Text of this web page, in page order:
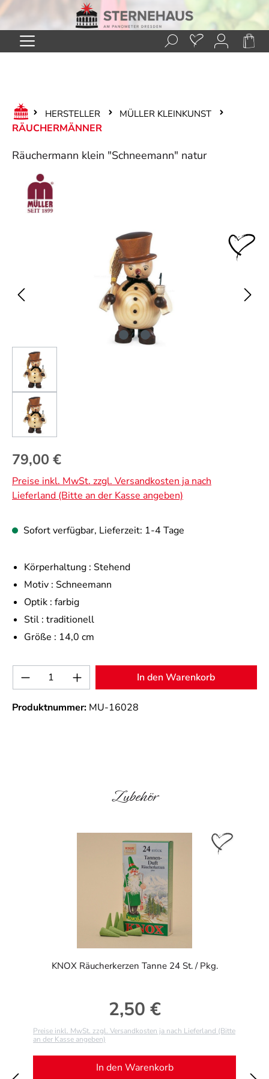
Zum Hauptinhalt springen
HERSTELLER MÜLLER KLEINKUNST
RÄUCHERMÄNNER
Räuchermann klein "Schneemann" natur
Bildergalerie überspringen
Regulärer Preis:
79,00 €
Preise inkl. MwSt. zzgl. Versandkosten ja nach
Lieferland (Bitte an der Kasse angeben)
Sofort verfügbar, Lieferzeit: 1-4 Tage
Körperhaltung : Stehend
Motiv : Schneemann
Optik : farbig
Stil : traditionell
Größe : 14,0 cm
Produkt Anzahl: Gib den gewünschten
In den Warenkorb
Produktnummer: MU-16028
Produktgalerie überspringen
Zubehör
KNOX Räucherkerzen Tanne 24 St. / Pkg.
Regulärer Preis:
2,50 €
Preise inkl. MwSt. zzgl. Versandkosten ja nach Lieferland (Bitte
an der Kasse angeben)
In den Warenkorb